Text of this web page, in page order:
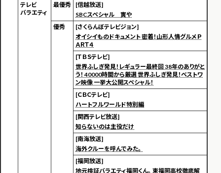
テレビ
バラエティ
最優秀
[信越放送]
SBCスペシャル 寅や
優秀
[さくらんぼテレビジョン]
オイシイものドキュメント 密着！山形人情グルメＰ
ＡＲＴ４
[ＴＢＳテレビ]
世界ふしぎ発見！レギュラー最終回 38年のありがと
う！ 40000時間から厳選 世界ふしぎ発見！ベストワ
ン映像 一挙大公開スペシャル！
[ＣＢＣテレビ]
ハートフルワールド特別編
[関西テレビ放送]
知らないのは主役だけ
[南海放送]
海外クルーを呼んでみた。
[福岡放送]
地元検証バラエティ福岡くん。東福岡高校徹底解